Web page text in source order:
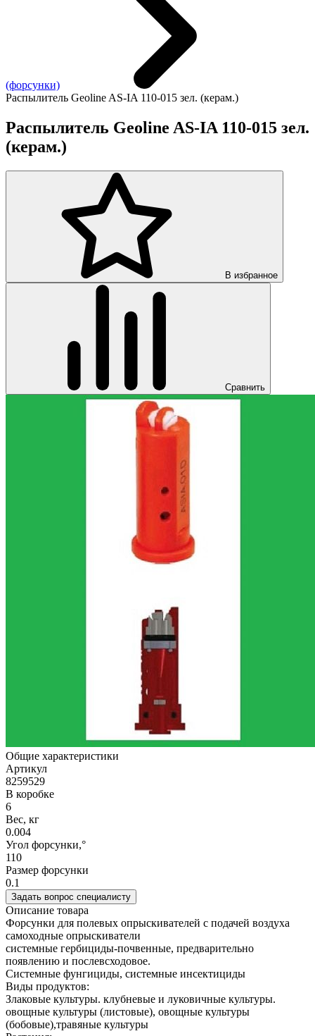
(форсунки)
Распылитель Geoline AS-IA 110-015 зел. (керам.)
Распылитель Geoline AS-IA 110-015 зел.
(керам.)
В избранное
Сравнить
Общие характеристики
Артикул
8259529
В коробке
6
Вес, кг
0.004
Угол форсунки,°
110
Размер форсунки
0.1
Задать вопрос специалисту
Описание товара
Форсунки для полевых опрыскивателей с подачей воздуха
самоходные опрыскиватели
системные гербициды-почвенные, предварительно
появлению и послевсходовое.
Системные фунгициды, системные инсектициды
Виды продуктов:
Злаковые культуры. клубневые и луковичные культуры.
овощные культуры (листовые), овощные культуры
(бобовые),травяные культуры